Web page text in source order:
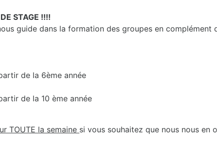
STAGE !!!!
guide dans la formation des groupes en complément
de la 6ème année
de la 10 ème année
TOUTE la semaine si vous souhaitez que nous nous en